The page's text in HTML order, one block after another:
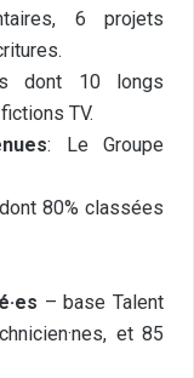
6 projets
dont 10 longs
TV.
: Le Groupe
80% classées
·es – base Talent
et 85